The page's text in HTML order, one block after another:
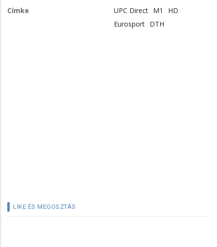
Címke UPC Direct M1
HD
Eurosport DTH
LIKE ÉS MEGOSZTÁS